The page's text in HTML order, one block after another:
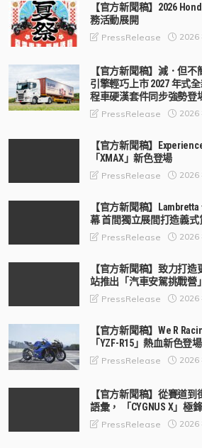
【官方新聞稿】2026
務活動展開
PressRelease 2026
【官方新聞稿】減．但不
引擎輕巧上市 2027 年式
程車硬漢套件同步強勢登
PressRelease 2026
【官方新聞稿】
「XMAX」新色登場
PressRelease 2026
【官方新聞稿】
幕 首間獨立展間打造義式
PressRelease 2026
【官方新聞稿】致力打
站推出「汽車安駕挑戰營」
PressRelease 2026
【官方新聞稿】We R
「YZF-R15」熱血新色登場
PressRelease 2026
【官方新聞稿】從賽道到
語彙， 「CYGNUS X」極
PressRelease 2026